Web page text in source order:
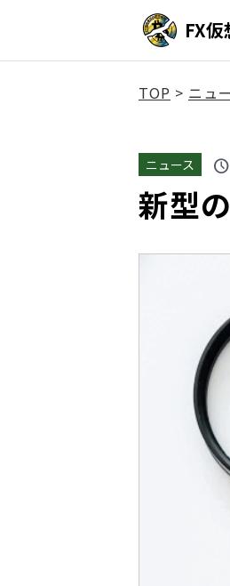
FX
TOP > ニュ
ニュース schedule
新型